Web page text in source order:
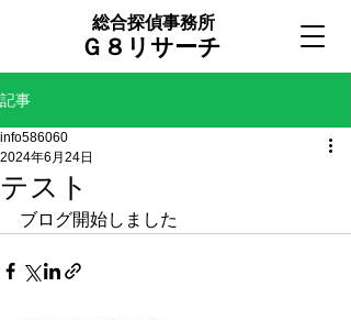
総合探偵事務所
Ｇ８リサーチ
記事
テスト
info586060
2024年6月24日
ブログ開始しました